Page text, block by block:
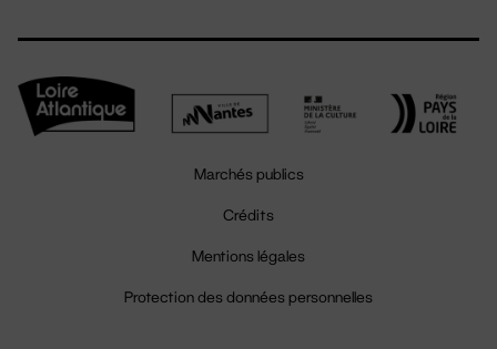
Marchés publics
Crédits
Mentions légales
Protection des données personnelles